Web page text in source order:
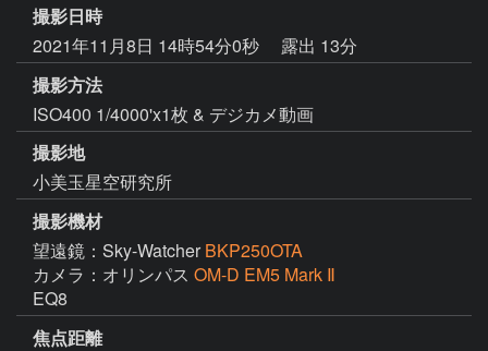
撮影日時
2021年11月8日 14時54分0秒
露出 13分
撮影方法
ISO400 1/4000'x1枚 & デジカメ動画
撮影地
小美玉星空研究所
撮影機材
望遠鏡：Sky-Watcher BKP250OTA
カメラ：オリンパス OM-D EM5 Mark Ⅱ
EQ8
焦点距離